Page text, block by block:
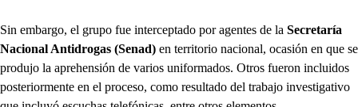
Sin embargo, el grupo fue interceptado por agentes de la Secretaría
Nacional Antidrogas (Senad) en territorio nacional, ocasión en que se
produjo la aprehensión de varios uniformados. Otros fueron incluidos
posteriormente en el proceso, como resultado del trabajo investigativo